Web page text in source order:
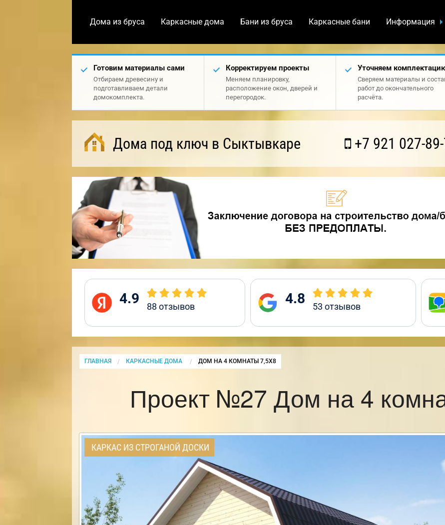
Дома из бруса Каркасные дома Бани из бруса Каркасные бани Информация
Готовим материалы сами
Отбираем древесину и
подготавливаем детали
домокомплекта.
Корректируем проекты
Меняем планировку,
расположение окон, дверей и
перегородок.
Уточняем
Сверяем материалы и
работ до окончательного
расчёта.
Дома под ключ в Сыктывкаре +7 921 027-
4.9 88 отзывов 4.8 53 отзывов
ГЛАВНАЯ КАРКАСНЫЕ ДОМА CURRENT:
ДОМ НА 4 КОМНАТЫ 7,5Х8
Проект №27 Дом на 4
КАРКАС ИЗ СТРОГАНОЙ ДОСКИ